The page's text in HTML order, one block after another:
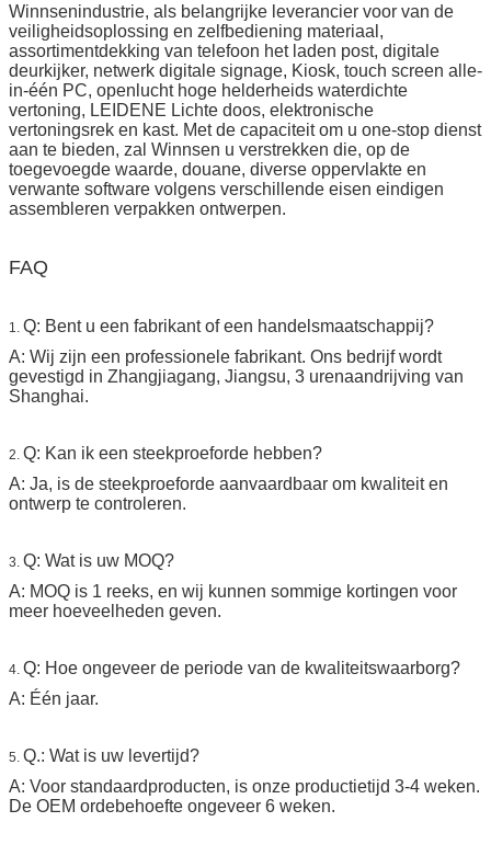
Winnsenindustrie, als belangrijke leverancier voor van de
veiligheidsoplossing en zelfbediening materiaal,
assortimentdekking van telefoon het laden post, digitale
deurkijker, netwerk digitale signage, Kiosk, touch screen alle-
in-één PC, openlucht hoge helderheids waterdichte
vertoning, LEIDENE Lichte doos, elektronische
vertoningsrek en kast. Met de capaciteit om u one-stop dienst
aan te bieden, zal Winnsen u verstrekken die, op de
toegevoegde waarde, douane, diverse oppervlakte en
verwante software volgens verschillende eisen eindigen
assembleren verpakken ontwerpen.
FAQ
1. Q: Bent u een fabrikant of een handelsmaatschappij?
A: Wij zijn een professionele fabrikant. Ons bedrijf wordt
gevestigd in Zhangjiagang, Jiangsu, 3 urenaandrijving van
Shanghai.
2. Q: Kan ik een steekproeforde hebben?
A: Ja, is de steekproeforde aanvaardbaar om kwaliteit en
ontwerp te controleren.
3. Q: Wat is uw MOQ?
A: MOQ is 1 reeks, en wij kunnen sommige kortingen voor
meer hoeveelheden geven.
4. Q: Hoe ongeveer de periode van de kwaliteitswaarborg?
A: Één jaar.
5. Q.: Wat is uw levertijd?
A: Voor standaardproducten, is onze productietijd 3-4 weken.
De OEM ordebehoefte ongeveer 6 weken.